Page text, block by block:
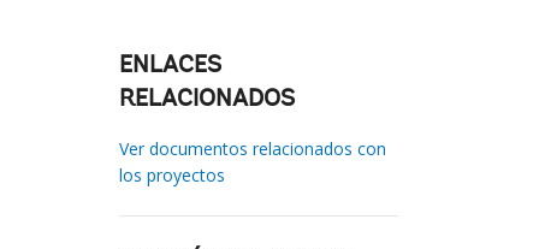
ENLACES
RELACIONADOS
Ver documentos relacionados con
los proyectos